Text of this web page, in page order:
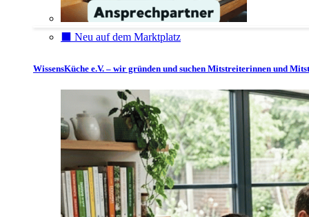
⬛️ Neu auf dem Marktplatz
WissensKüche e.V. – wir gründen und suchen Mitstreiterinnen und